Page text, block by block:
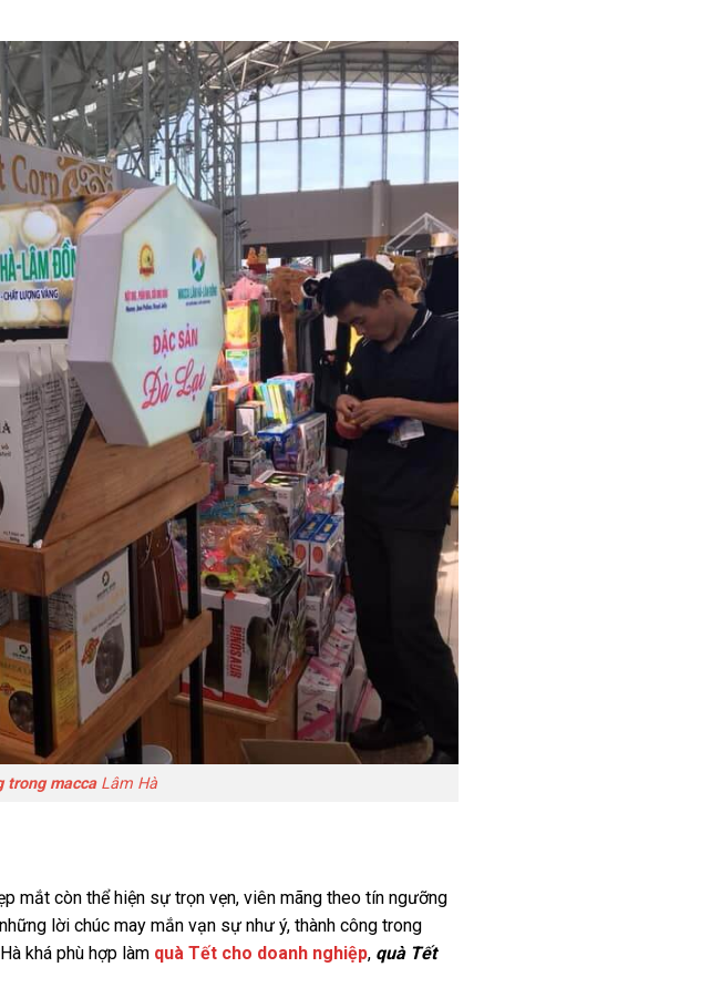
trong maccaLâm Hà
mắt còn thể hiện sự trọn vẹn, viên mãng theo tín ngưỡng
lời chúc may mắn vạn sự như ý, thành công trong
khá phù hợp làm quà Tết cho doanh nghiệp, quà Tết